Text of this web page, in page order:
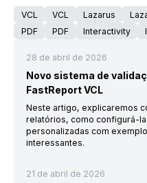
VCL VCL Lazarus
PDF
PDF Interactivity
28 de abril de 2026
Novo sistema de
FastReport VCL
Neste artigo, explicaremos
relatórios, como configurá-
personalizadas com
interessantes.
21 de abril de 2026